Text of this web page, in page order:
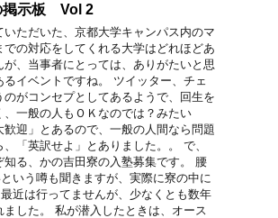
掲示板 Vol 2
ただいた、京都大学キャンパス内のマ
の対応をしてくれる大学はどれほどあ
、当事者にとっては、ありがたいと思
イベントですね。 ツイッター、チェ
がコンセプとしてあるようで、回生を
一般の人もＯＫなのでは？みたい
迎」とあるので、一般の人間なら問題
「英訳せよ」とありました。。 で、
る、かの吉田寮の入塾募集です。 腰
いう噂も聞きますが、実際に寮の中に
近は行ってませんが、少なくとも数年
した。 私が潜入したときは、オース